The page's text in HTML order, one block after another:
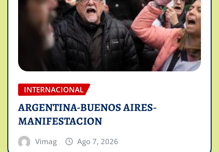
INTERNACIONAL
ARGENTINA-BUENOS AIRES-
MANIFESTACION
Vimag Ago 7, 2026